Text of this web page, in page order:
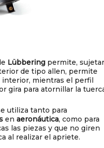
Lübbering permite,
de tipo allen, permite
mientras el perfil
gira para atornillar la
utiliza tanto para
en aeronáutica, como para
las piezas y que no giren
al realizar el apriete.